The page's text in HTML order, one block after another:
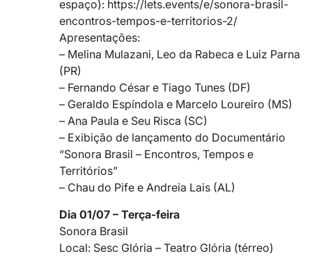
espaço): https://lets.events/e/sonora-brasil-
encontros-tempos-e-territorios-2/
Apresentações:
– Melina Mulazani, Leo da Rabeca e Luiz Parna
(PR)
– Fernando César e Tiago Tunes (DF)
– Geraldo Espíndola e Marcelo Loureiro (MS)
– Ana Paula e Seu Risca (SC)
– Exibição de lançamento do Documentário
“Sonora Brasil – Encontros, Tempos e
Territórios”
– Chau do Pife e Andreia Lais (AL)
Dia 01/07 – Terça-feira
Sonora Brasil
Local: Sesc Glória – Teatro Glória (térreo)